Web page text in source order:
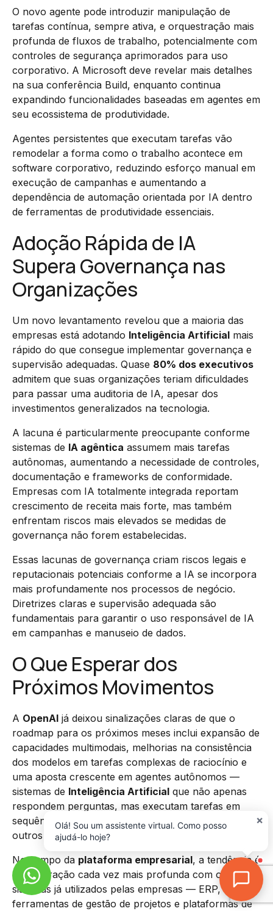
O novo agente pode introduzir manipulação de
tarefas contínua, sempre ativa, e orquestração mais
profunda de fluxos de trabalho, potencialmente com
controles de segurança aprimorados para uso
corporativo. A Microsoft deve revelar mais detalhes
na sua conferência Build, enquanto continua
expandindo funcionalidades baseadas em agentes em
seu ecossistema de produtividade.
Agentes persistentes que executam tarefas vão
remodelar a forma como o trabalho acontece em
software corporativo, reduzindo esforço manual em
execução de campanhas e aumentando a
dependência de automação orientada por IA dentro
de ferramentas de produtividade essenciais.
Adoção Rápida de IA
Supera Governança nas
Organizações
Um novo levantamento revelou que a maioria das
empresas está adotando Inteligência Artificial mais
rápido do que consegue implementar governança e
supervisão adequadas. Quase 80% dos executivos
admitem que suas organizações teriam dificuldades
para passar uma auditoria de IA, apesar dos
investimentos generalizados na tecnologia.
A lacuna é particularmente preocupante conforme
sistemas de IA agêntica assumem mais tarefas
autônomas, aumentando a necessidade de controles,
documentação e frameworks de conformidade.
Empresas com IA totalmente integrada reportam
crescimento de receita mais forte, mas também
enfrentam riscos mais elevados se medidas de
governança não forem estabelecidas.
Essas lacunas de governança criam riscos legais e
reputacionais potenciais conforme a IA se incorpora
mais profundamente nos processos de negócio.
Diretrizes claras e supervisão adequada são
fundamentais para garantir o uso responsável de IA
em campanhas e manuseio de dados.
O Que Esperar dos
Próximos Movimentos
A OpenAI já deixou sinalizações claras de que o
roadmap para os próximos meses inclui expansão de
capacidades multimodais, melhorias na consistência
dos modelos em tarefas complexas de raciocínio e
uma aposta crescente em agentes autônomos —
sistemas de Inteligência Artificial que não apenas
respondem perguntas, mas executam tarefas em
sequência, tomam micro-decisões e interagem com
outros sistemas digitais de forma independente.
No campo da plataforma empresarial, a tendência é
de integração cada vez mais profunda com os
sistemas já utilizados pelas empresas — ERP, CRM,
ferramentas de gestão de projetos e plataformas de
×
Olá! Sou um assistente virtual. Como posso
ajudá-lo hoje?